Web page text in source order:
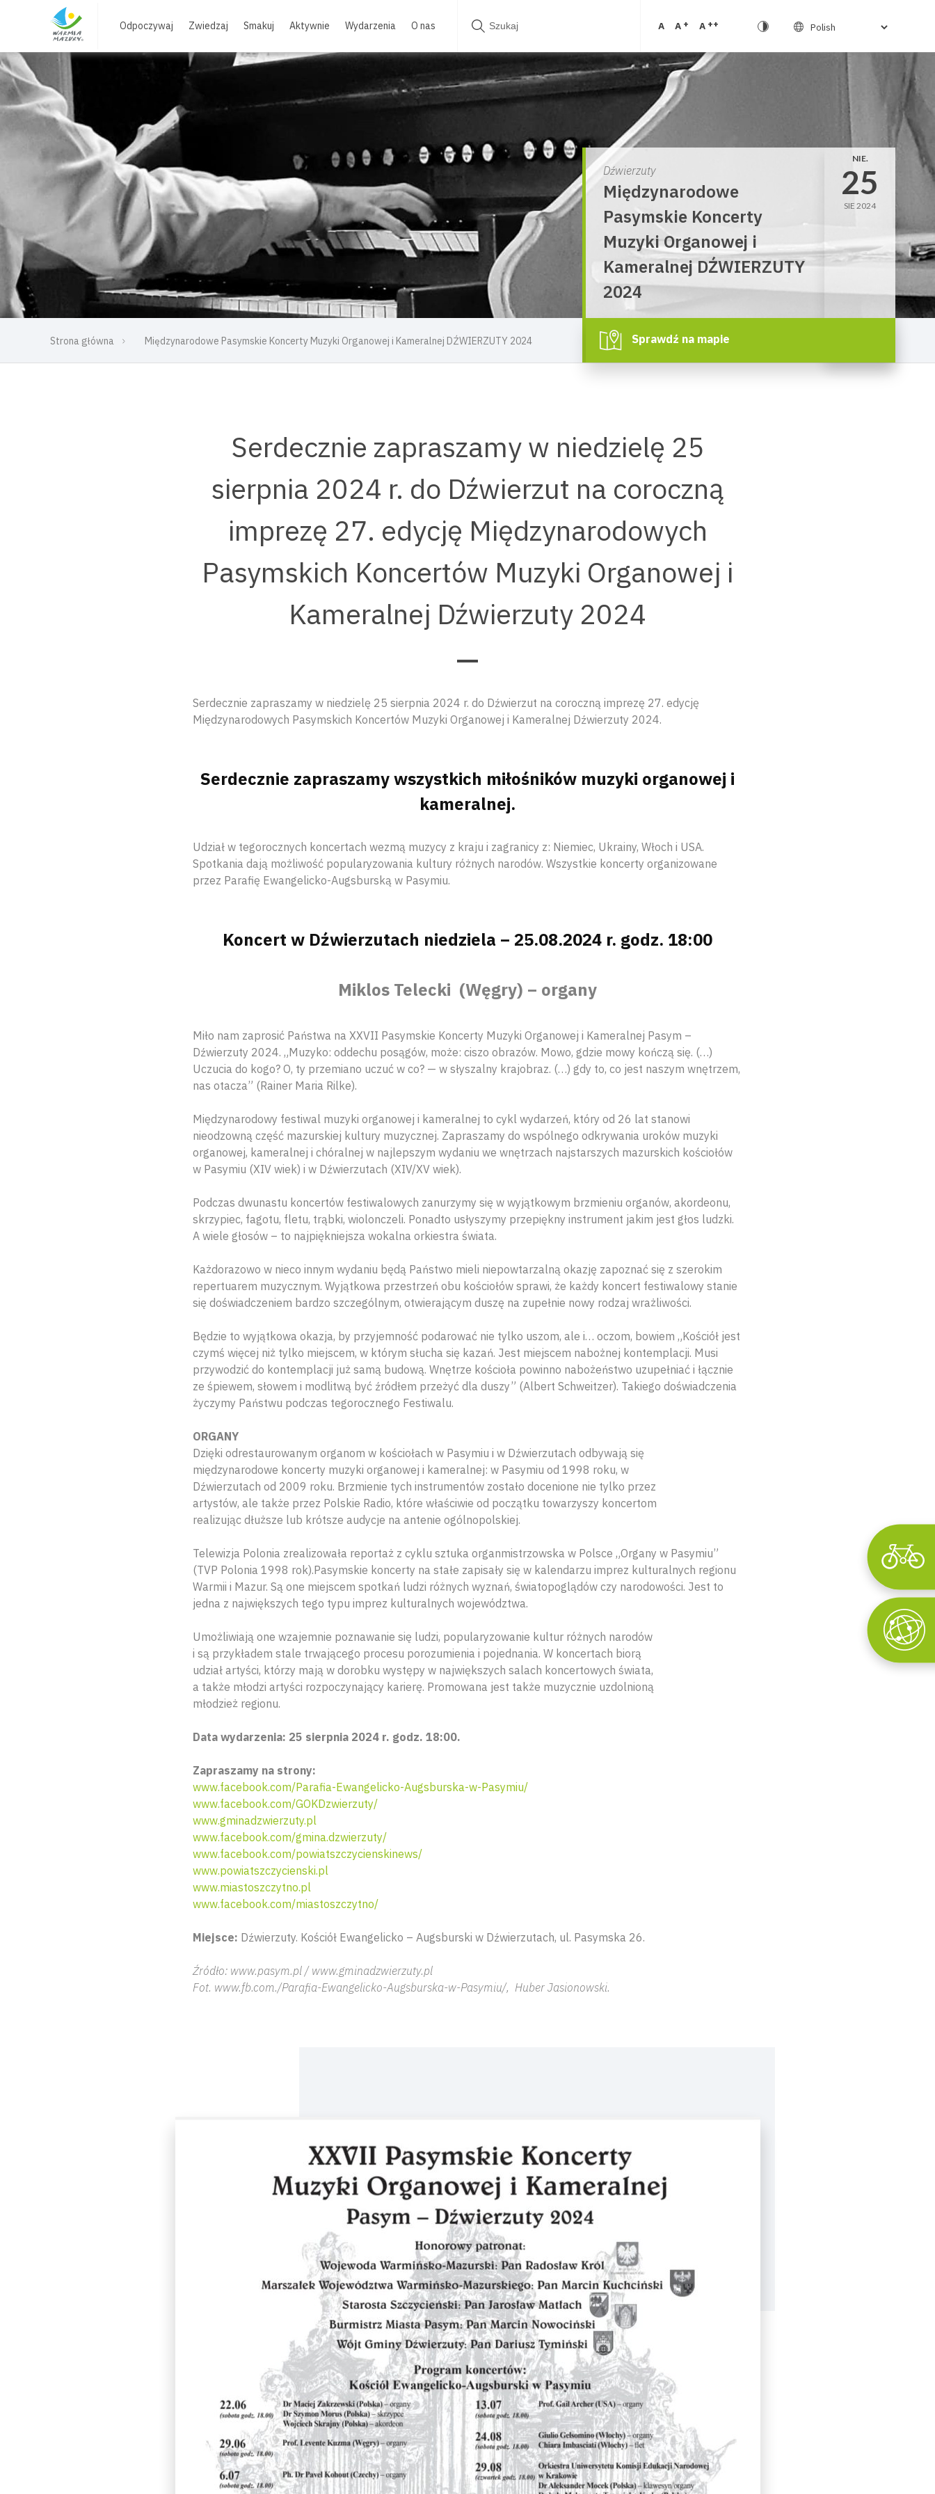
Odpoczywaj Zwiedzaj Smakuj Aktywnie Wydarzenia O nas A A + A ++
Strona główna Międzynarodowe Pasymskie Koncerty Muzyki Organowej i Kameralnej DŹWIERZUTY 2024
Dźwierzuty
Międzynarodowe
Pasymskie Koncerty
Muzyki Organowej i
Kameralnej DŹWIERZUTY
2024
NIE.
25
SIE 2024
Sprawdź na mapie
Serdecznie zapraszamy w niedzielę 25
sierpnia 2024 r. do Dźwierzut na coroczną
imprezę 27. edycję Międzynarodowych
Pasymskich Koncertów Muzyki Organowej i
Kameralnej Dźwierzuty 2024
Serdecznie zapraszamy w niedzielę 25 sierpnia 2024 r. do Dźwierzut na coroczną imprezę 27. edycję
Międzynarodowych Pasymskich Koncertów Muzyki Organowej i Kameralnej Dźwierzuty 2024.
Serdecznie zapraszamy wszystkich miłośników muzyki organowej i
kameralnej.
Udział w tegorocznych koncertach wezmą muzycy z kraju i zagranicy z: Niemiec, Ukrainy, Włoch i USA.
Spotkania dają możliwość popularyzowania kultury różnych narodów. Wszystkie koncerty organizowane
przez Parafię Ewangelicko-Augsburską w Pasymiu.
Koncert w Dźwierzutach niedziela – 25.08.2024 r. godz. 18:00
Miklos Telecki (Węgry) – organy
Miło nam zaprosić Państwa na XXVII Pasymskie Koncerty Muzyki Organowej i Kameralnej Pasym –
Dźwierzuty 2024. „Muzyko: oddechu posągów, może: ciszo obrazów. Mowo, gdzie mowy kończą się. (…)
Uczucia do kogo? O, ty przemiano uczuć w co? — w słyszalny krajobraz. (…) gdy to, co jest naszym wnętrzem,
nas otacza” (Rainer Maria Rilke).
Międzynarodowy festiwal muzyki organowej i kameralnej to cykl wydarzeń, który od 26 lat stanowi
nieodzowną część mazurskiej kultury muzycznej. Zapraszamy do wspólnego odkrywania uroków muzyki
organowej, kameralnej i chóralnej w najlepszym wydaniu we wnętrzach najstarszych mazurskich kościołów
w Pasymiu (XIV wiek) i w Dźwierzutach (XIV/XV wiek).
Podczas dwunastu koncertów festiwalowych zanurzymy się w wyjątkowym brzmieniu organów, akordeonu,
skrzypiec, fagotu, fletu, trąbki, wiolonczeli. Ponadto usłyszymy przepiękny instrument jakim jest głos ludzki.
A wiele głosów – to najpiękniejsza wokalna orkiestra świata.
Każdorazowo w nieco innym wydaniu będą Państwo mieli niepowtarzalną okazję zapoznać się z szerokim
repertuarem muzycznym. Wyjątkowa przestrzeń obu kościołów sprawi, że każdy koncert festiwalowy stanie
się doświadczeniem bardzo szczególnym, otwierającym duszę na zupełnie nowy rodzaj wrażliwości.
Będzie to wyjątkowa okazja, by przyjemność podarować nie tylko uszom, ale i… oczom, bowiem „Kościół jest
czymś więcej niż tylko miejscem, w którym słucha się kazań. Jest miejscem nabożnej kontemplacji. Musi
przywodzić do kontemplacji już samą budową. Wnętrze kościoła powinno nabożeństwo uzupełniać i łącznie
ze śpiewem, słowem i modlitwą być źródłem przeżyć dla duszy” (Albert Schweitzer). Takiego doświadczenia
życzymy Państwu podczas tegorocznego Festiwalu.
ORGANY
Dzięki odrestaurowanym organom w kościołach w Pasymiu i w Dźwierzutach odbywają się
międzynarodowe koncerty muzyki organowej i kameralnej: w Pasymiu od 1998 roku, w
Dźwierzutach od 2009 roku. Brzmienie tych instrumentów zostało docenione nie tylko przez
artystów, ale także przez Polskie Radio, które właściwie od początku towarzyszy koncertom
realizując dłuższe lub krótsze audycje na antenie ogólnopolskiej.
Telewizja Polonia zrealizowała reportaż z cyklu sztuka organmistrzowska w Polsce „Organy w Pasymiu”
(TVP Polonia 1998 rok).Pasymskie koncerty na stałe zapisały się w kalendarzu imprez kulturalnych regionu
Warmii i Mazur. Są one miejscem spotkań ludzi różnych wyznań, światopoglądów czy narodowości. Jest to
jedna z największych tego typu imprez kulturalnych województwa.
Umożliwiają one wzajemnie poznawanie się ludzi, popularyzowanie kultur różnych narodów
i są przykładem stale trwającego procesu porozumienia i pojednania. W koncertach biorą
udział artyści, którzy mają w dorobku występy w największych salach koncertowych świata,
a także młodzi artyści rozpoczynający karierę. Promowana jest także muzycznie uzdolnioną
młodzież regionu.
Data wydarzenia: 25 sierpnia 2024 r. godz. 18:00.
Zapraszamy na strony:
www.facebook.com/Parafia-Ewangelicko-Augsburska-w-Pasymiu/
www.facebook.com/GOKDzwierzuty/
www.gminadzwierzuty.pl
www.facebook.com/gmina.dzwierzuty/
www.facebook.com/powiatszczycienskinews/
www.powiatszczycienski.pl
www.miastoszczytno.pl
www.facebook.com/miastoszczytno/
Miejsce: Dźwierzuty. Kościół Ewangelicko – Augsburski w Dźwierzutach, ul. Pasymska 26.
Źródło: www.pasym.pl / www.gminadzwierzuty.pl
Fot. www.fb.com./Parafia-Ewangelicko-Augsburska-w-Pasymiu/, Huber Jasionowski.
Wyszukaj